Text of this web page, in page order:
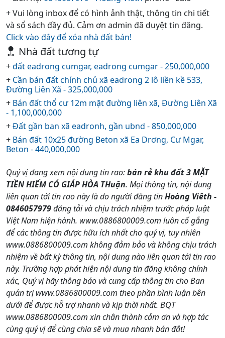
+ Vui lòng inbox để có hình ảnh thật, thông tin chi tiết
và sổ sách đầy đủ. Cảm ơn admin đã duyệt tin đăng.
Click vào đây để xóa nhà đất bán!
Nhà đất tương tự
+đất eadrong cumgar, eadrong cumgar - 250,000,000
+ Cần bán đất chính chủ xã eadrong 2 lô liền kề 533,
Đường Liên Xã - 325,000,000
+ Bán đất thổ cư 12m mặt đường liên xã, Đường Liên Xã
- 1,100,000,000
+Đất gần ban xã eadronh, gần ubnd - 850,000,000
+ Bán đất 10x25 đường Beton xã Ea Drơng, Cư Mgar,
Beton - 440,000,000
Quý vị đang xem nội dung tin rao:bán rẻ khu đất 3 MẶT
TIỀN HIẾM CÓ GIÁP HÒA THuận. Mọi thông tin, nội dung
liên quan tới tin rao này là do người đăng tinHoàng Viêth -
0846057979đăng tải và chịu trách nhiệm trước pháp luật
Việt Nam hiện hành. www.0886800009.com luôn cố gắng
để các thông tin được hữu ích nhất cho quý vị, tuy nhiên
www.0886800009.com không đảm bảo và không chịu trách
nhiệm về bất kỳ thông tin, nội dung nào liên quan tới tin rao
này. Trường hợp phát hiện nội dung tin đăng không chính
xác, Quý vị hãy thông báo và cung cấp thông tin cho Ban
quản trị www.0886800009.com theo phần bình luận bên
dưới để được hỗ trợ nhanh và kịp thời nhất. BQT
www.0886800009.com xin chân thành cảm ơn và hợp tác
cùng quý vị để cùng chia sẽ và mua nhanh bán đắt!